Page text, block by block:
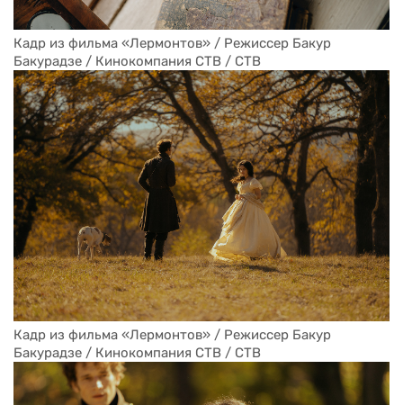
Кадр из фильма «Лермонтов» / Режиссер Бакур
Бакурадзе / Кинокомпания CTB / СТВ
Кадр из фильма «Лермонтов» / Режиссер Бакур
Бакурадзе / Кинокомпания CTB / СТВ